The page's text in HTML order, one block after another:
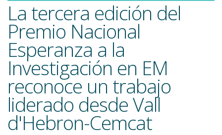
La tercera edición del
Premio Nacional
Esperanza a la
Investigación en EM
reconoce un trabajo
liderado desde Vall
d'Hebron-Cemcat